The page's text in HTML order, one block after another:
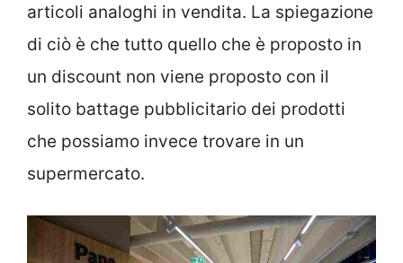
articoli analoghi in vendita. La spiegazione
di ciò è che tutto quello che è proposto in
un discount non viene proposto con il
solito battage pubblicitario dei prodotti
che possiamo invece trovare in un
supermercato.